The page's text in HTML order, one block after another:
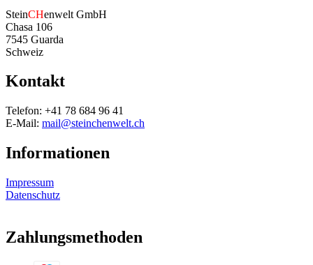
SteinCHenwelt GmbH
Chasa 106
7545 Guarda
Schweiz
Kontakt
Telefon: +41 78 684 96 41
E-Mail: mail@steinchenwelt.ch
Informationen
Impressum
Datenschutz
Zahlungsmethoden